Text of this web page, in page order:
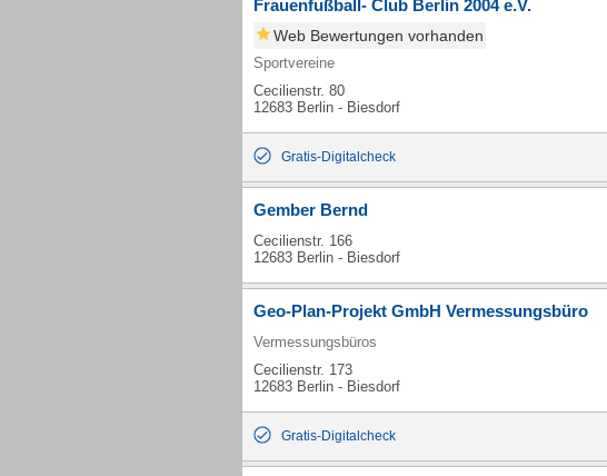
Frauenfußball- Club Berlin 2004 e.V.
Web Bewertungen vorhanden
Sportvereine
Cecilienstr. 80
12683 Berlin - Biesdorf
Gratis-Digitalcheck
Gember Bernd
Cecilienstr. 166
12683 Berlin - Biesdorf
Geo-Plan-Projekt GmbH Vermessungsbüro
Vermessungsbüros
Cecilienstr. 173
12683 Berlin - Biesdorf
Gratis-Digitalcheck